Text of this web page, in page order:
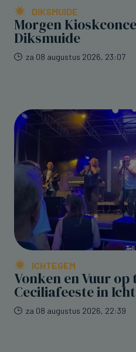
DIKSMUIDE
Morgen
Diksmuide
za 08 augustus 2026, 23:07
ICHTEGEM
Vonken en Vuur op
Ceciliafeeste in
za 08 augustus 2026, 22:39